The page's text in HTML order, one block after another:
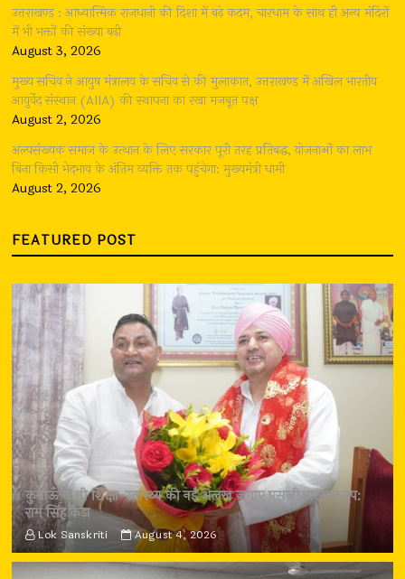
उत्तराखण्ड : आध्यात्मिक राजधानी की दिशा में बढ़े कदम, चारधाम के साथ ही अन्य मंदिरों
में भी भक्तों की संख्या बढ़ी
August 3, 2026
मुख्य सचिव ने आयुष मंत्रालय के सचिव से की मुलाकात, उत्तराखण्ड में अखिल भारतीय
आयुर्वेद संस्थान (AIIA) की स्थापना का रखा मजबूत पक्ष
August 2, 2026
अल्पसंख्यक समाज के उत्थान के लिए सरकार पूरी तरह प्रतिबद्ध, योजनाओं का लाभ
बिना किसी भेदभाव के अंतिम व्यक्ति तक पहुंचेगा: मुख्यमंत्री धामी
August 2, 2026
FEATURED POST
कुमाऊँ में भी शिक्षा-स्वास्थ्य की नई अलख जगाए एसजीआरआर ग्रुप:
राम सिंह कैड़ा
Lok Sanskriti August 4, 2026